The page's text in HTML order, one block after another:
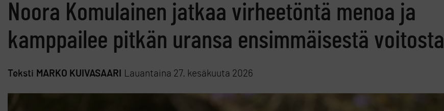
Noora Komulainen jatkaa virheetöntä menoa ja
kamppailee pitkän uransa ensimmäisestä voitosta
Teksti MARKO KUIVASAARI Lauantaina 27. kesäkuuta 2026